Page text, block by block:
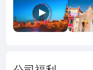
美食风情街；拥有
划建设的丝路小镇